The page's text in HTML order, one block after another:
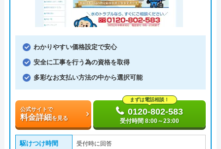
わかりやすい価格設定で安心
安全に工事を行う為の資格を取得
多彩なお支払い方法の中から選択可能
公式サイトで
料金詳細を見る
まずは電話相談！
0120-802-583
受付時間 8:00～23:00
駆けつけ時間 受付時に回答